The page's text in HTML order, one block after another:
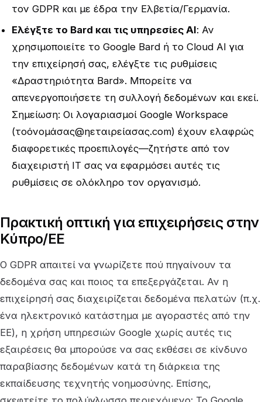
τον GDPR και με έδρα την Ελβετία/Γερμανία.
Ελέγξτε το Bard και τις υπηρεσίες AI: Αν
χρησιμοποιείτε το Google Bard ή το Cloud AI για
την επιχείρησή σας, ελέγξτε τις ρυθμίσεις
«Δραστηριότητα Bard». Μπορείτε να
απενεργοποιήσετε τη συλλογή δεδομένων και εκεί.
Σημείωση: Οι λογαριασμοί Google Workspace
(τοόνομάσας@ηεταιρείασας.com) έχουν ελαφρώς
διαφορετικές προεπιλογές—ζητήστε από τον
διαχειριστή IT σας να εφαρμόσει αυτές τις
ρυθμίσεις σε ολόκληρο τον οργανισμό.
Πρακτική οπτική για επιχειρήσεις στην
Κύπρο/ΕΕ
Ο GDPR απαιτεί να γνωρίζετε πού πηγαίνουν τα
δεδομένα σας και ποιος τα επεξεργάζεται. Αν η
επιχείρησή σας διαχειρίζεται δεδομένα πελατών (π.χ.
ένα ηλεκτρονικό κατάστημα με αγοραστές από την
ΕΕ), η χρήση υπηρεσιών Google χωρίς αυτές τις
εξαιρέσεις θα μπορούσε να σας εκθέσει σε κίνδυνο
παραβίασης δεδομένων κατά τη διάρκεια της
εκπαίδευσης τεχνητής νοημοσύνης. Επίσης,